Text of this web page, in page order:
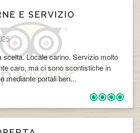
E SERVIZIO
scelta. Locale carino. Servizio molto
caro, ma ci sono scontistiche in
mediante portali ben...